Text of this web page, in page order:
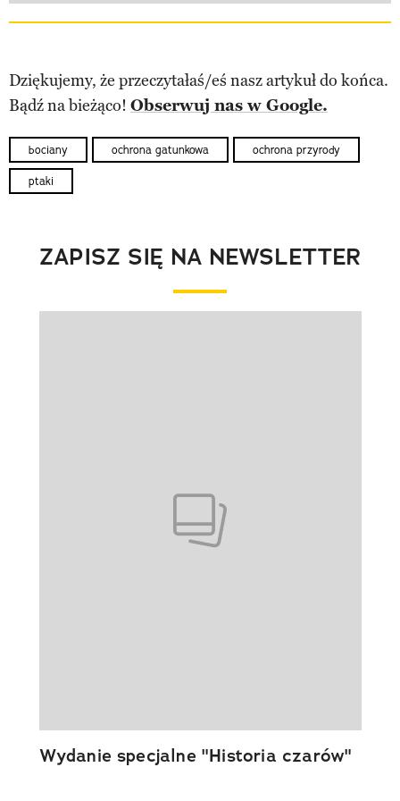
Dziękujemy, że przeczytałaś/eś nasz artykuł do końca.
Bądź na bieżąco! Obserwuj nas w Google.
bociany ochrona gatunkowa ochrona przyrody
ptaki
ZAPISZ SIĘ NA NEWSLETTER
Wydanie specjalne "Historia czarów"